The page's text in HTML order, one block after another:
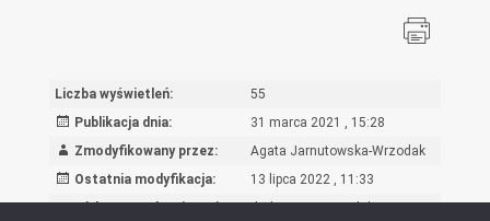
Liczba wyświetleń:
55
Publikacja dnia:
31 marca 2021 , 15:28
Zmodyfikowany przez:
Agata Jarnutowska-Wrzodak
Ostatnia modyfikacja:
13 lipca 2022 , 11:33
Powód wprowadzenia zmian:
dodanie nowego dokumentu